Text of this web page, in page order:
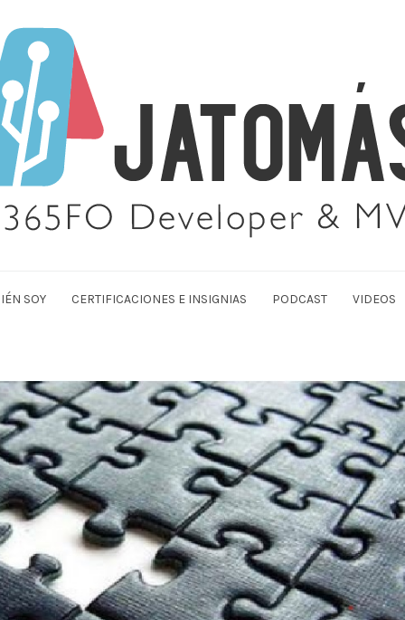
SOY CERTIFICACIONES E INSIGNIAS PODCAST VIDEOS